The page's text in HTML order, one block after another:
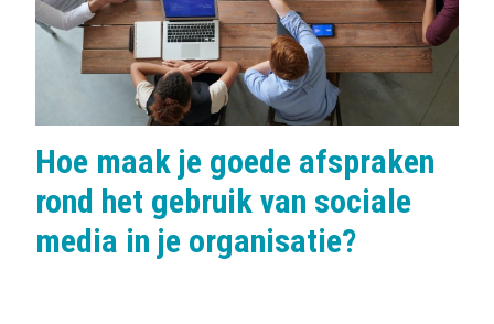
:
Hoe maak je goede afspraken
rond het gebruik van sociale
media in je organisatie?